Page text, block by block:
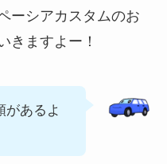
ーシアカスタムのお
きますよー！
があるよ